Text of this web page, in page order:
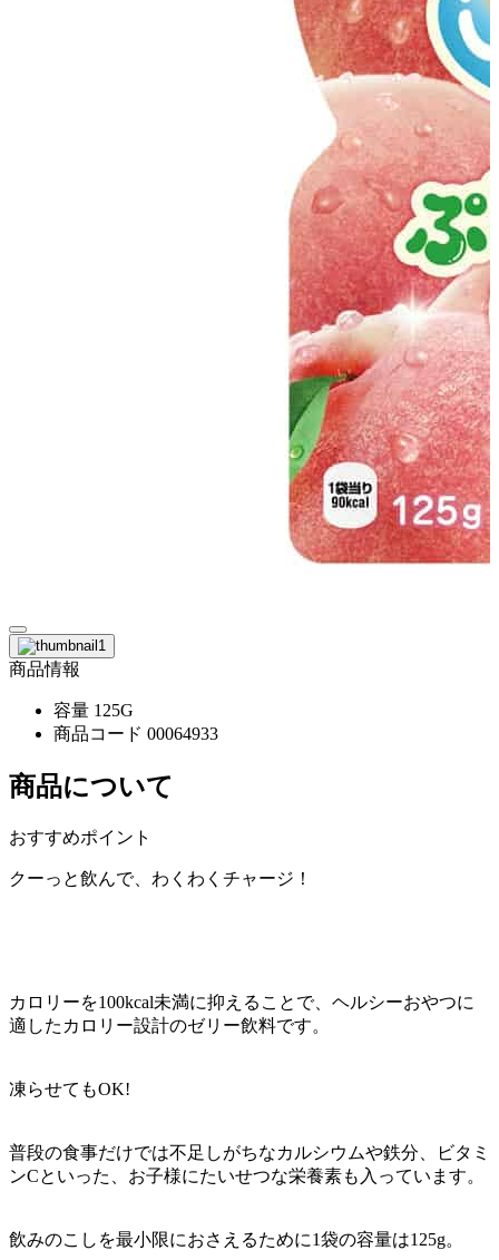
商品情報
容量 125G
商品コード 00064933
商品について
おすすめポイント
クーっと飲んで、わくわくチャージ！
カロリーを100kcal未満に抑えることで、ヘルシーおやつに
適したカロリー設計のゼリー飲料です。
凍らせてもOK!
普段の食事だけでは不足しがちなカルシウムや鉄分、ビタミ
ンCといった、お子様にたいせつな栄養素も入っています。
飲みのこしを最小限におさえるために1袋の容量は125g。